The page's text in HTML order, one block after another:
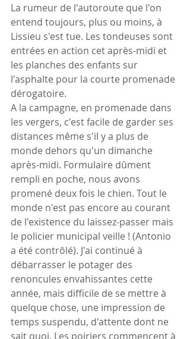
La rumeur de l'autoroute que l'on
entend toujours, plus ou moins, à
Lissieu s'est tue. Les tondeuses sont
entrées en action cet après-midi et
les planches des enfants sur
l'asphalte pour la courte promenade
dérogatoire.
A la campagne, en promenade dans
les vergers, c'est facile de garder ses
distances même s'il y a plus de
monde dehors qu'un dimanche
après-midi. Formulaire dûment
rempli en poche, nous avons
promené deux fois le chien. Tout le
monde n'est pas encore au courant
de l'existence du laissez-passer mais
le policier municipal veille ! (Antonio
a été contrôlé). J'ai continué à
débarrasser le potager des
renoncules envahissantes cette
année, mais difficile de se mettre à
quelque chose, une impression de
temps suspendu, d'attente dont ne
sait quoi. Les poiriers commencent à